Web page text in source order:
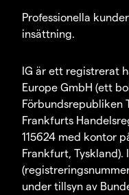
Professionella
insättning.
IG är ett registrerat
Europe GmbH (ett
Förbundsrepubliken
Frankfurts
115624 med kontor
Frankfurt, Tyskland).
under tillsyn av